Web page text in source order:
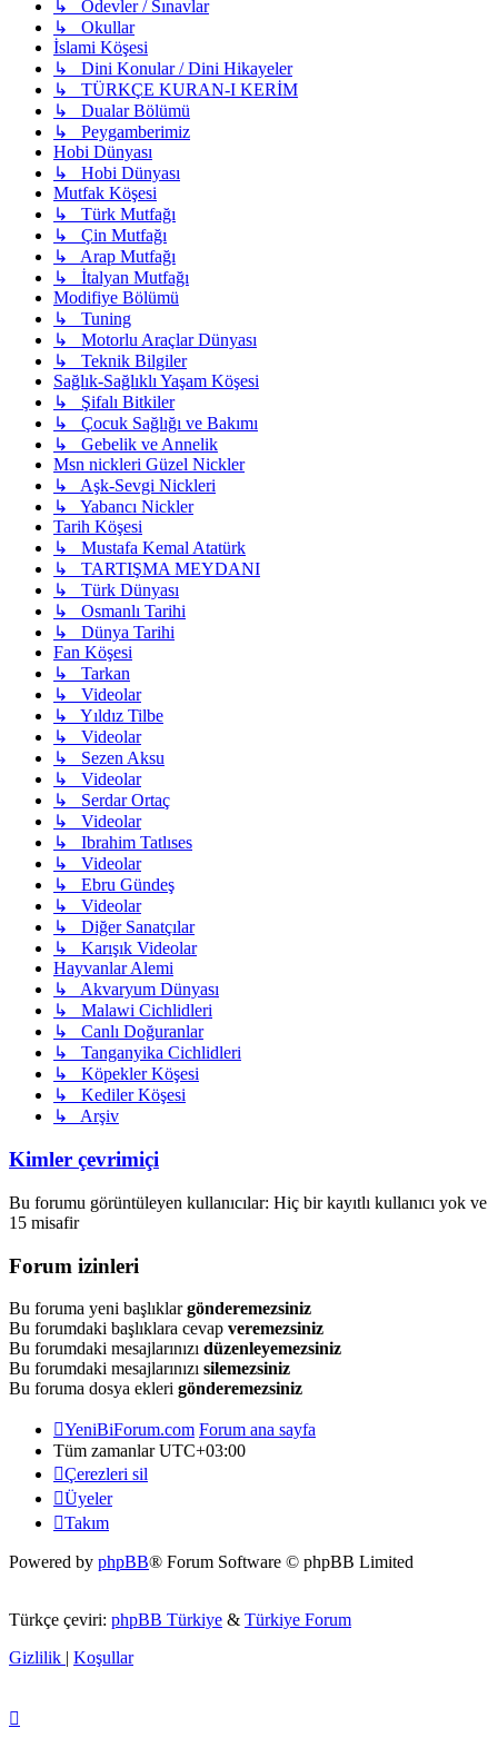
↳ Ödevler / Sınavlar
↳ Okullar
İslami Köşesi
↳ Dini Konular / Dini Hikayeler
↳ TÜRKÇE KURAN-I KERİM
↳ Dualar Bölümü
↳ Peygamberimiz
Hobi Dünyası
↳ Hobi Dünyası
Mutfak Köşesi
↳ Türk Mutfağı
↳ Çin Mutfağı
↳ Arap Mutfağı
↳ İtalyan Mutfağı
Modifiye Bölümü
↳ Tuning
↳ Motorlu Araçlar Dünyası
↳ Teknik Bilgiler
Sağlık-Sağlıklı Yaşam Köşesi
↳ Şifalı Bitkiler
↳ Çocuk Sağlığı ve Bakımı
↳ Gebelik ve Annelik
Msn nickleri Güzel Nickler
↳ Aşk-Sevgi Nickleri
↳ Yabancı Nickler
Tarih Köşesi
↳ Mustafa Kemal Atatürk
↳ TARTIŞMA MEYDANI
↳ Türk Dünyası
↳ Osmanlı Tarihi
↳ Dünya Tarihi
Fan Köşesi
↳ Tarkan
↳ Videolar
↳ Yıldız Tilbe
↳ Videolar
↳ Sezen Aksu
↳ Videolar
↳ Serdar Ortaç
↳ Videolar
↳ Ibrahim Tatlıses
↳ Videolar
↳ Ebru Gündeş
↳ Videolar
↳ Diğer Sanatçılar
↳ Karışık Videolar
Hayvanlar Alemi
↳ Akvaryum Dünyası
↳ Malawi Cichlidleri
↳ Canlı Doğuranlar
↳ Tanganyika Cichlidleri
↳ Köpekler Köşesi
↳ Kediler Köşesi
↳ Arşiv
Kimler çevrimiçi
Bu forumu görüntüleyen kullanıcılar: Hiç bir kayıtlı kullanıcı yok ve
15 misafir
Forum izinleri
Bu foruma yeni başlıklargönderemezsiniz
Bu forumdaki başlıklara cevap veremezsiniz
Bu forumdaki mesajlarınızı düzenleyemezsiniz
Bu forumdaki mesajlarınızı silemezsiniz
Bu foruma dosya ekleri gönderemezsiniz
YeniBiForum.com Forum ana sayfa
Tüm zamanlarUTC+03:00
Çerezleri sil
Üyeler
Takım
Powered by phpBB® Forum Software © phpBB Limited
Türkçe çeviri: phpBB Türkiye & Türkiye Forum
Gizlilik | Koşullar